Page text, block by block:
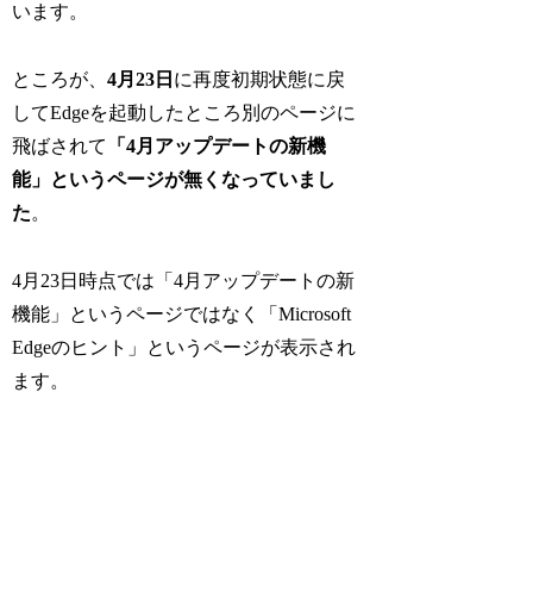
います。
ところが、4月23日 に再度初期状態に戻
してEdgeを起動したところ別のページに
飛ばされて
「4月アップデートの新機
能」というページが無くなっていまし
た。
4月23日時点では「4月アップデートの新
機能」というページではなく「Microsoft
Edgeのヒント」というページが表示され
ます。